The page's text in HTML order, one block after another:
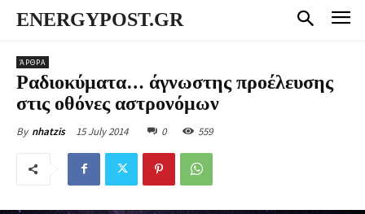
ENERGYPOST.GR
ΆΡΘΡΑ
Ραδιοκύματα… άγνωστης προέλευσης
στις οθόνες αστρονόμων
By nhatzis 15 July 2014 0 559